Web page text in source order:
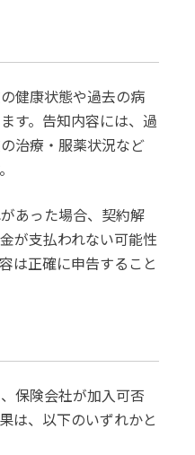
健康状態や過去の病
す。告知内容には、過
治療・服薬状況など
あった場合、契約解
が支払われない可能性
は正確に申告すること
保険会社が加入可否
は、以下のいずれかと